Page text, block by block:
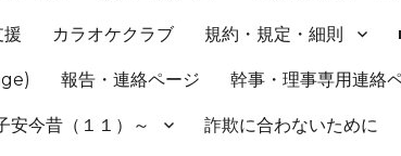
カラオケクラブ 規約・規定・細則
報告・連絡ページ 幹事・理事専用連絡
安今昔（１１）～ 詐欺に合わないために